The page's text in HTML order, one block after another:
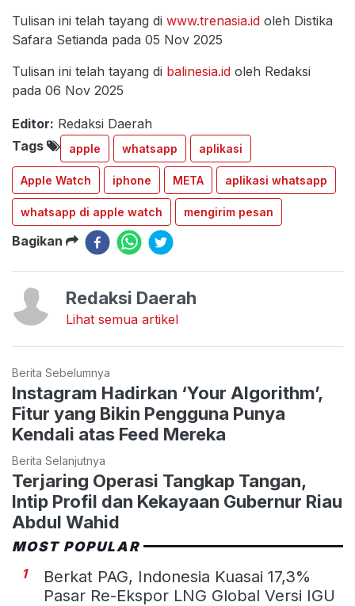
Tulisan ini telah tayang di www.trenasia.id oleh Distika
Safara Setianda pada 05 Nov 2025
Tulisan ini telah tayang di balinesia.id oleh Redaksi
pada 06 Nov 2025
Editor: Redaksi Daerah
Tags
apple whatsapp aplikasi
Apple Watch iphone META aplikasi whatsapp
whatsapp di apple watch mengirim pesan
Bagikan
Redaksi Daerah
Lihat semua artikel
Berita Sebelumnya
Instagram Hadirkan ‘Your Algorithm’,
Fitur yang Bikin Pengguna Punya
Kendali atas Feed Mereka
Berita Selanjutnya
Terjaring Operasi Tangkap Tangan,
Intip Profil dan Kekayaan Gubernur Riau
Abdul Wahid
MOST POPULAR
1
Berkat PAG, Indonesia Kuasai 17,3%
Pasar Re-Ekspor LNG Global Versi IGU